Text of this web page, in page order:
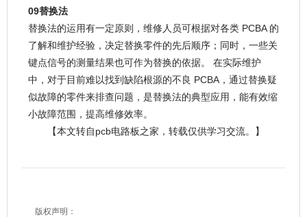
09替换法
替换法的运用有一定原则，维修人员可根据对各类 PCBA 的
了解和维护经验，决定替换零件的先后顺序；同时，一些关
键点信号的测量结果也可作为替换的依据。 在实际维护
中，对于目前难以找到缺陷根源的不良 PCBA，通过替换疑
似故障的零件来排查问题，是替换法的典型应用，能有效缩
小故障范围，提高维修效率。
【本文转自pcb电路板之家，转载仅供学习交流。】
版权声明：